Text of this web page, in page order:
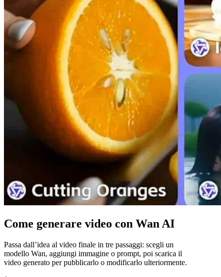
Come generare video con Wan AI
Passa dall’idea al video finale in tre passaggi: scegli un
modello Wan, aggiungi immagine o prompt, poi scarica il
video generato per pubblicarlo o modificarlo ulteriormente.